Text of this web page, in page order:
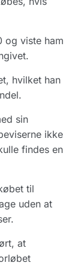
og viste ham
hvilket han
sin
ikke
findes en
til
uden at
at